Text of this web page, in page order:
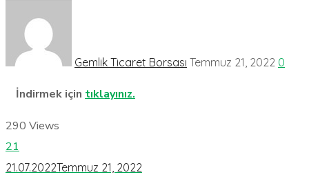
Gemlik Ticaret Borsası Temmuz 21, 2022 0
İndirmek için tıklayınız.
290 Views
21
21.07.2022Temmuz 21, 2022